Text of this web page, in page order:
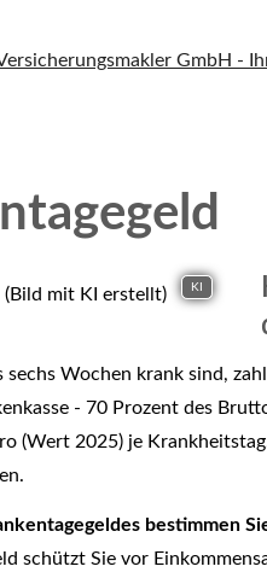
KI
sechs Wochen krank sind,
- 70 Prozent des
(Wert 2025) je
bestimmen
schützt Sie vor